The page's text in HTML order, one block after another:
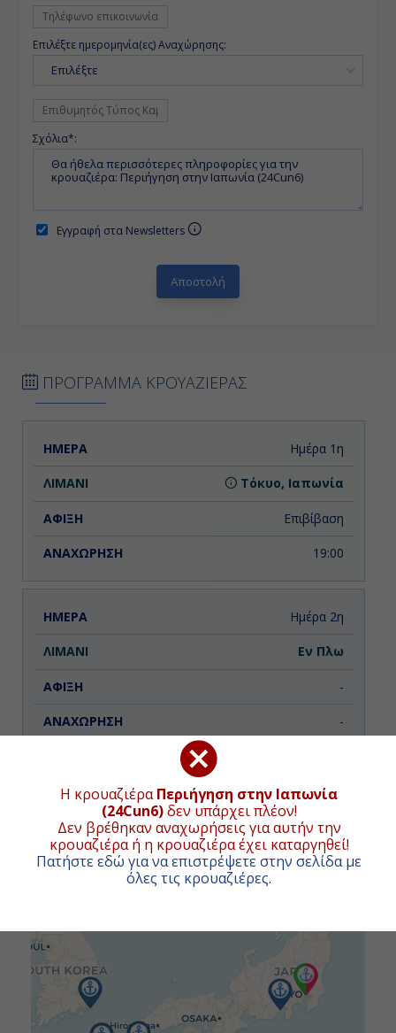
Η κρουαζιέραΠεριήγηση στην Ιαπωνία
(24Cun6)δεν υπάρχει πλέον!
Δεν βρέθηκαν αναχωρήσεις για αυτήν την
κρουαζιέρα ή η κρουαζιέρα έχει καταργηθεί!
Πατήστε εδώ για να επιστρέψετε στην σελίδα με
όλες τις κρουαζιέρες.
Επιλέξτε ημερομηνία(ες) Αναχώρησης:
Επιλέξτε
Σχόλια*:
Εγγραφή στα Newsletters
ΠΡΟΓΡΑΜΜΑ ΚΡΟΥΑΖΙΕΡΑΣ
ΗΜΕΡΑ ΑΝΑΧΩΡΗΣΗ
Ημέρα 1η
Τόκυο, Ιαπωνία
Επιβίβαση
19:00
Ημέρα 2η
Εν Πλω
-
-
Ημέρα 3η
Μπεπού, Ιαπωνία
08:30
Εν Πλω
ΧΑΡΤΗΣ ΚΡΟΥΑΖΙΕΡΑΣ